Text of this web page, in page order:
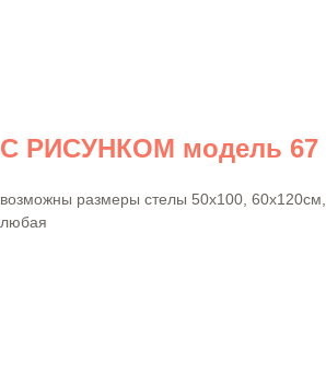
С РИСУНКОМ модель 67
возможны размеры стелы 50х100,
любая